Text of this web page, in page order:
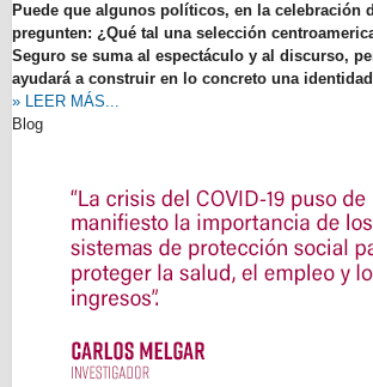
Puede que algunos políticos, en la celebración
pregunten: ¿Qué tal una selección
Seguro se suma al espectáculo y al discurso,
ayudará a construir en lo concreto una
» LEER MÁS...
Blog